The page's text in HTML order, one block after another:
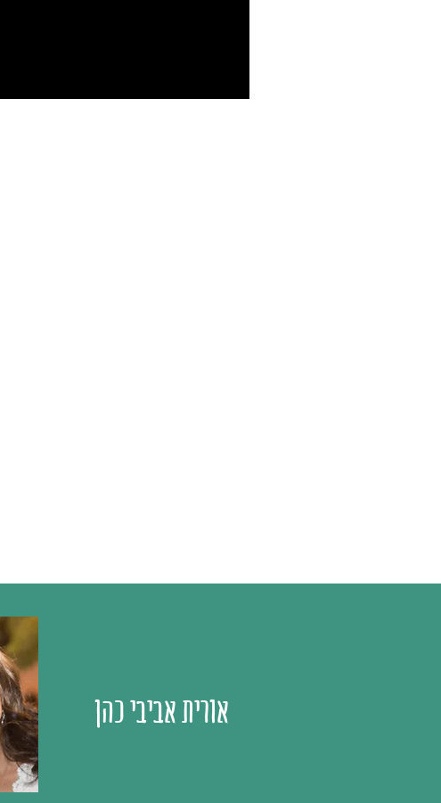
אורית אביבי כהן